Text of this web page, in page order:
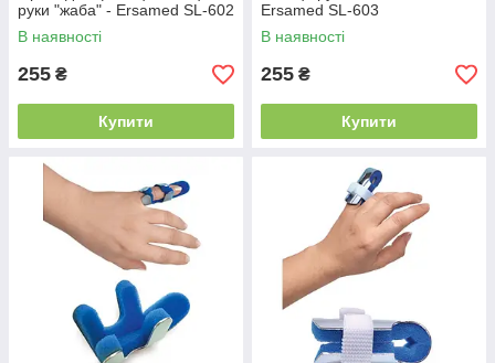
руки "жаба" - Ersamed SL-602
В наявності
255 ₴
Купити
Ersamed SL-603
В наявності
255 ₴
Купити